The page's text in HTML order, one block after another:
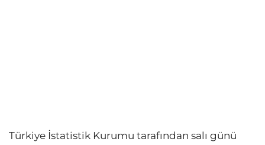
Türkiye İstatistik Kurumu tarafından salı günü